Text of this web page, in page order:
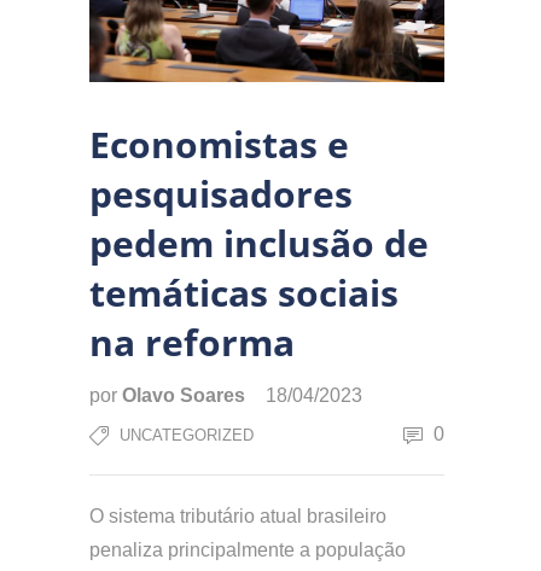
Economistas e
pesquisadores
pedem inclusão de
temáticas sociais
na reforma
por Olavo Soares 18/04/2023
UNCATEGORIZED 0
O sistema tributário atual brasileiro
penaliza principalmente a população